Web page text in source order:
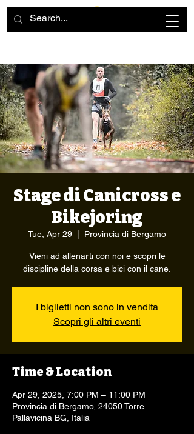
Stage di Canicross e
Bikejoring
Tue, Apr 29 Provincia di Bergamo
Vieni ad allenarti con noi e scopri le
discipline della corsa e bici con il cane.
I biglietti non sono in vendita
Scopri gli altri eventi
Time & Location
Apr 29, 2025, 7:00 PM – 11:00 PM
Provincia di Bergamo, 24050 Torre
Pallavicina BG, Italia